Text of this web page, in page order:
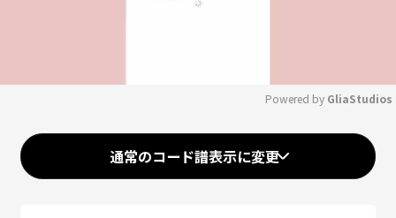
Mute
Powered by GliaStudios
通常のコード譜表示に変更